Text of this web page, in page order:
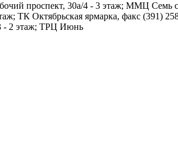
проспект, 30а/4 - 3 этаж; ММЦ
ТК Октябрьская ярмарка, факс (391)
- 2 этаж; ТРЦ Июнь